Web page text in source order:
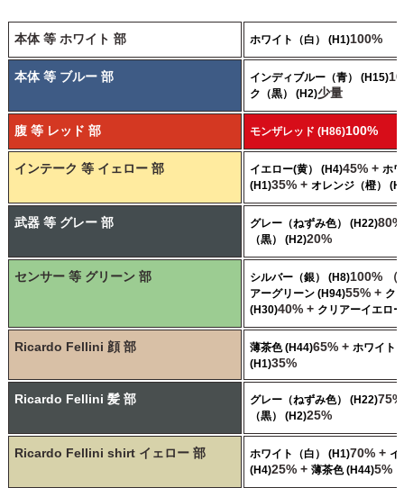
本体 等 ホワイト 部 ホワイト（白） (H1)100%
本体 等 ブルー 部 インディブルー（青） (H15)
ク（黒） (H2)少量
腹 等 レッド 部 モンザレッド (H86)100%
インテーク 等 イェロー 部 イエロー(黄） (H4)45% + ホ
(H1)35% + オレンジ（橙）
武器 等 グレー 部 グレー（ねずみ色） (H22)
（黒） (H2)20%
センサー 等 グリーン 部 シルバー（銀） (H8)100% （
アーグリーン (H94)55% + ク
(H30)40% + クリアーイエロ
Ricardo Fellini 顔 部 薄茶色 (H44)65% + ホワイト
(H1)35%
Ricardo Fellini 髪 部 グレー（ねずみ色） (H22)
（黒） (H2)25%
Ricardo Fellini shirt イェロー 部 ホワイト（白） (H1)70% + イ
(H4)25% + 薄茶色 (H44)5%